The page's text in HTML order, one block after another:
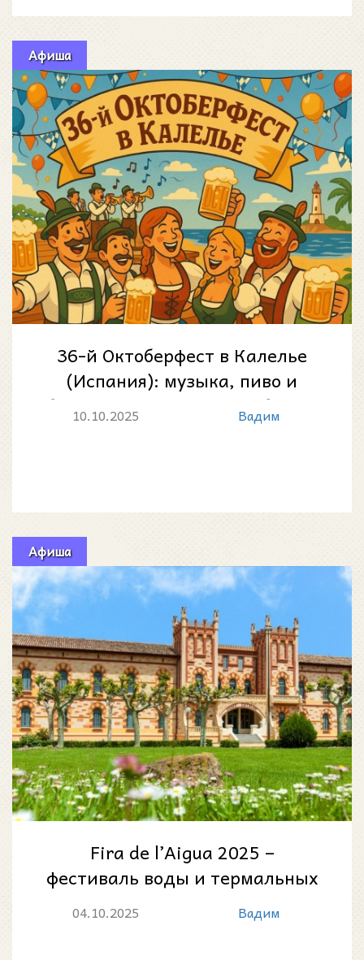
Афиша
36-й Октоберфест в Калелье
(Испания): музыка, пиво и
баварские традиции на берегу
10.10.2025 Вадим
Афиша
Fira de l’Aigua 2025 –
фестиваль воды и термальных
традиций в Кальдес-де-
Малавелья
04.10.2025 Вадим